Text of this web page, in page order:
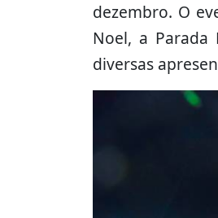
dezembro. O
Noel, a
diversas